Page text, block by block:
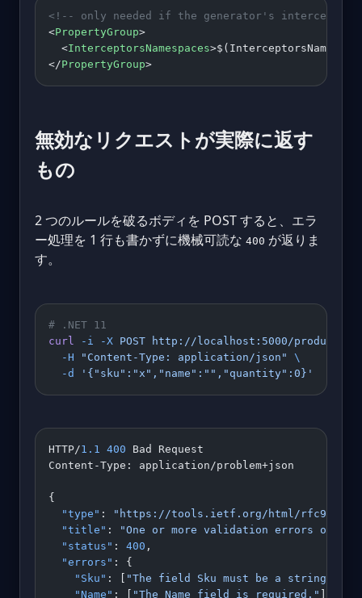
<!-- only needed if the generator's
<PropertyGroup>
  <
InterceptorsNamespaces
</PropertyGroup>
無効なリクエストが実際に返す
もの
2 つのルールを破るボディを POST すると、エラ
ー処理を 1 行も書かずに機械可読な 400 が返りま
す。
# .NET 11
curl -i -X POST http://localhost:5000/products
  -H
"Content-Type: application/json"
\
  -d
'{"sku":"x","name":"","quantity":0}'
HTTP/1.1 400 Bad Request
Content-Type: application/problem+json
{
  "type"
:
"https://tools.ietf.org/html/
  "title"
:
"One or more validation errors
  "status"
: 400 ,
  "errors"
: {
    "Sku"
: [
"The field Sku must be a string with
    "Name"
: [ "The Name field is required."